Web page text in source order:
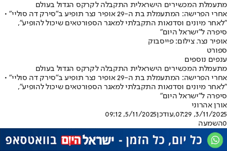
מתעמלת המכשירים הישראלית התקבלה לקרקס הגדול בעולם
אחרי הפרישה: המתעמלת בת ה-29 אופיר נצר תופיע ב"סירק דה סוליי" •
"לאחר מיונים וסדנאות התקבלתי למאגר הספורטאים שיכול להופיע",
סיפרה ל"ישראל היום"
אופיר נצר. צילום: פייסבוק
ספורט
ענפים נוספים
מתעמלת המכשירים הישראלית התקבלה לקרקס הגדול בעולם
אחרי הפרישה: המתעמלת בת ה-29 אופיר נצר תופיע ב"סירק דה סוליי" •
"לאחר מיונים וסדנאות התקבלתי למאגר הספורטאים שיכול להופיע",
סיפרה ל"ישראל היום"
אורן אהרוני
3/11/2025, 07:29
,עודכן5/11/2025, 09:12
0השמעה